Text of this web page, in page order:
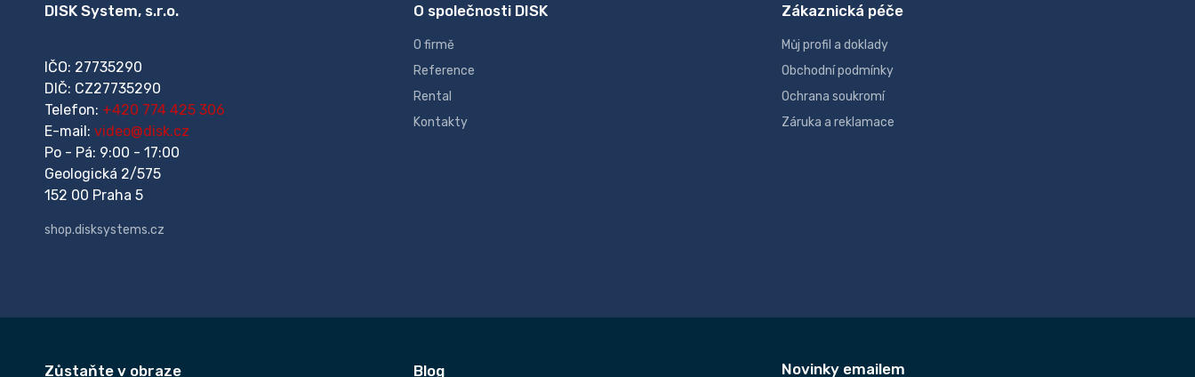
DISK System, s.r.o.
IČO: 27735290
DIČ: CZ27735290
Telefon: +420 774 425 306
E-mail: video@disk.cz
Po - Pá: 9:00 - 17:00
Geologická 2/575
152 00 Praha 5
shop.disksystems.cz
O společnosti DISK
O firmě
Reference
Rental
Kontakty
Zákaznická péče
Můj profil a doklady
Obchodní podmínky
Ochrana soukromí
Záruka a reklamace
Zůstaňte v obraze Blog Novinky emailem